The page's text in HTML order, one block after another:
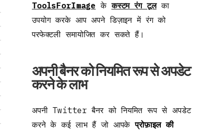
ToolsForImage केकस्टम रंग टूलका
उपयोग करके आप अपने डिज़ाइन में रंग को
परफेक्टली समायोजित कर सकते हैं।
अपनी बैनर को नियमित रूप से अपडेट
करने के लाभ
अपनी Twitter बैनर को नियमित रूप से अपडेट
करने के कई लाभ हैं जो आपकेप्रोफ़ाइल की